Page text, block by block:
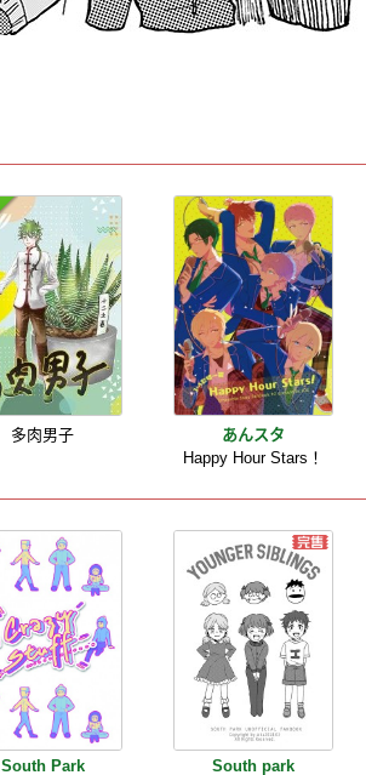
多肉男子
あんスタ
Happy Hour Stars！
South Park South park